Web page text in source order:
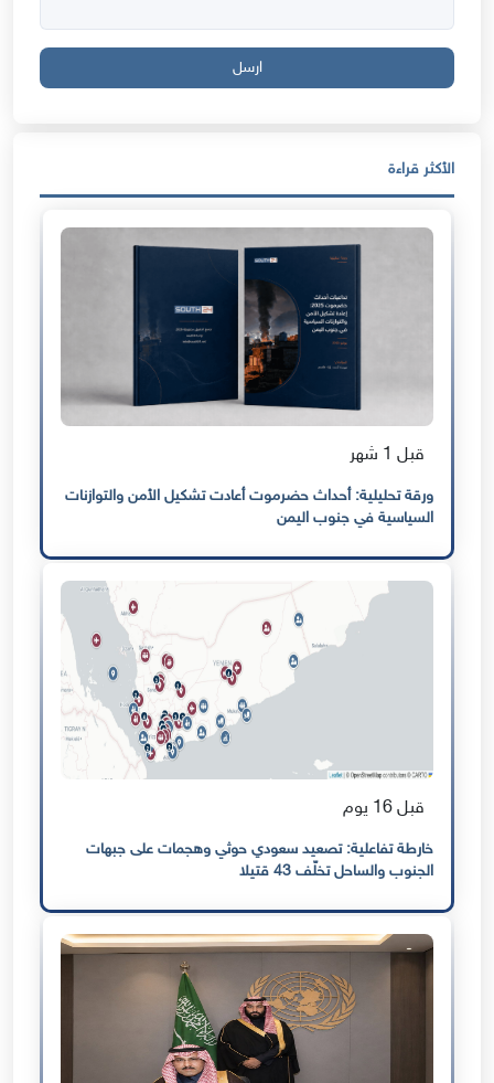
ارسل
الأكثر قراءة
قبل 1 شهر
ورقة تحليلية: أحداث حضرموت أعادت تشكيل الأمن والتوازنات
السياسية في جنوب اليمن
قبل 16 يوم
خارطة تفاعلية: تصعيد سعودي حوثي وهجمات على جبهات
الجنوب والساحل تخلّف 43 قتيلا